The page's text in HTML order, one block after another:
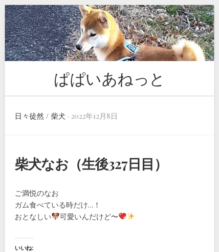
Skip
to
content
ぱぱいあねっと
日々徒然 / 柴犬 · 2022年12月8日
柴犬なお（生後327日目）
ご満悦のなお
ガム食べている時だけ…！
おとなしい
可愛いんだけど〜
いいね: